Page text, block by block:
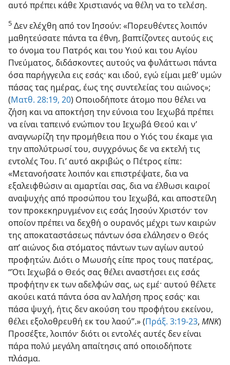
αυτό πρέπει κάθε Χριστιανός να θέλη να το τελέση.
5 Δεν ελέχθη από τον Ιησούν: «Πορευθέντες λοιπόν
μαθητεύσατε πάντα τα έθνη, βαπτίζοντες αυτούς εις
το όνομα του Πατρός και του Υιού και του Αγίου
Πνεύματος, διδάσκοντες αυτούς να φυλάττωσι πάντα
όσα παρήγγειλα εις εσάς· και ιδού, εγώ είμαι μεθ’ υμών
πάσας τας ημέρας, έως της συντελείας του αιώνος»;
(Ματθ. 28:19, 20) Οποιοδήποτε άτομο που θέλει να
ζήση και να αποκτήση την εύνοια του Ιεχωβά πρέπει
να είναι ταπεινό ενώπιον του Ιεχωβά Θεού και ν’
αναγνωρίζη την προμήθεια που ο Υιός του έκαμε για
την απολύτρωσί του, συγχρόνως δε να εκτελή τις
εντολές Του. Γι’ αυτό ακριβώς ο Πέτρος είπε:
«Μετανοήσατε λοιπόν και επιστρέψατε, δια να
εξαλειφθώσιν αι αμαρτίαι σας, δια να έλθωσι καιροί
αναψυχής από προσώπου του Ιεχωβά, και αποστείλη
τον προκεκηρυγμένον εις εσάς Ιησούν Χριστόν· τον
οποίον πρέπει να δεχθή ο ουρανός μέχρι των καιρών
της αποκαταστάσεως πάντων όσα ελάλησεν ο Θεός
απ’ αιώνος δια στόματος πάντων των αγίων αυτού
προφητών. Διότι ο Μωυσής είπε προς τους πατέρας,
“Ότι Ιεχωβά ο Θεός σας θέλει αναστήσει εις εσάς
προφήτην εκ των αδελφών σας, ως εμέ· αυτού θέλετε
ακούει κατά πάντα όσα αν λαλήση προς εσάς· και
πάσα ψυχή, ήτις δεν ακούση του προφήτου εκείνου,
θέλει εξολοθρευθή εκ του λαού”.» (Πράξ. 3:19-23, ΜΝΚ)
Προσέξτε, λοιπόν· διότι οι εντολές αυτές δεν είναι
πάρα πολύ μεγάλη απαίτησις από οποιοδήποτε
πλάσμα.